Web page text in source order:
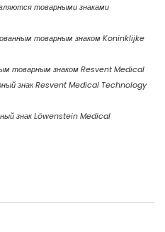
товарными знаками
товарным знаком Koninklijke
товарным знаком Resvent Medical
знак Resvent Medical Technology
знак Löwenstein Medical